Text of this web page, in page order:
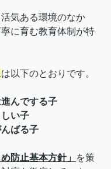
気ある環境のなか
に育む教育体制が特
は以下のとおりです。
んでする子
い子
ばる子
め防止基本方針」 を策